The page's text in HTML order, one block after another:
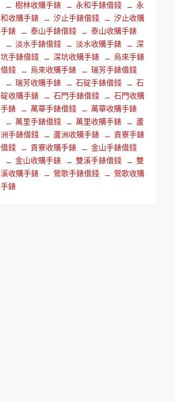
樹林收購手錶
永和手錶借錢
永
和收購手錶
汐止手錶借錢
汐止收購
手錶
泰山手錶借錢
泰山收購手錶
淡水手錶借錢
淡水收購手錶
深
坑手錶借錢
深坑收購手錶
烏來手錶
借錢
烏來收購手錶
瑞芳手錶借錢
瑞芳收購手錶
石碇手錶借錢
石
碇收購手錶
石門手錶借錢
石門收購
手錶
萬華手錶借錢
萬華收購手錶
萬里手錶借錢
萬里收購手錶
蘆
洲手錶借錢
蘆洲收購手錶
貢寮手錶
借錢
貢寮收購手錶
金山手錶借錢
金山收購手錶
雙溪手錶借錢
雙
溪收購手錶
鶯歌手錶借錢
鶯歌收購
手錶